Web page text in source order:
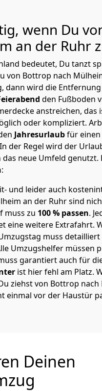
wenn Du
an der Ruhr
bedeutet, Du tanzt
von Bottrop nach
dann wird die
den Fußboden
anstreichen, das
oder kompliziert.
Jahresurlaubfür einen
der Regel wird der
neue Umfeld genutzt.
:
und leider auch
an der Ruhr sind
muss zu 100 % passen.
eine weitere Extrafahrt.
muss
Umzugshelfer müssen
garantiert auch für
ist hier fehl am Platz.
ziehst von Bottrop
einmal vor der Haustür
Deinen